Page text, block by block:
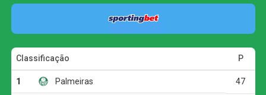
Aos 32 minutos, Cuello levou perigo em uma cabeçada
que acertou a trave defendida por Jandrei. O Juventude
respondeu pouco depois, quando Alisson Safira também
tentou pelo alto, mas mandou a bola para fora.